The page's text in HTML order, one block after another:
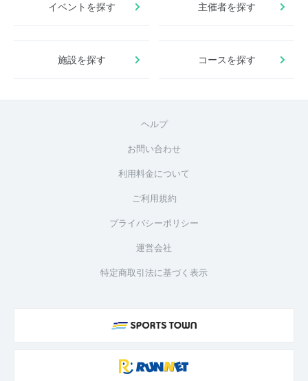
イベントを探す 主催者を探す
施設を探す コースを探す
ヘルプ
お問い合わせ
利用料金について
ご利用規約
プライバシーポリシー
運営会社
特定商取引法に基づく表示